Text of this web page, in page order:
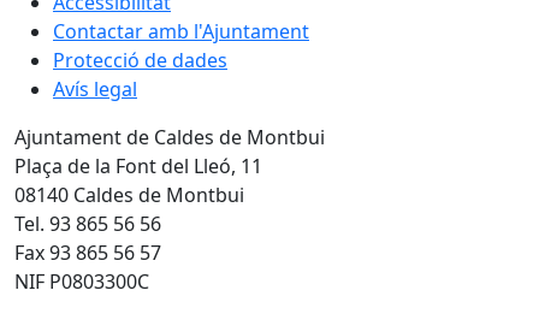
Contactar amb l'Ajuntament
Protecció de dades
Avís legal
Ajuntament de Caldes de Montbui
Plaça de la Font del Lleó, 11
08140 Caldes de Montbui
Tel. 93 865 56 56
Fax 93 865 56 57
NIF P0803300C